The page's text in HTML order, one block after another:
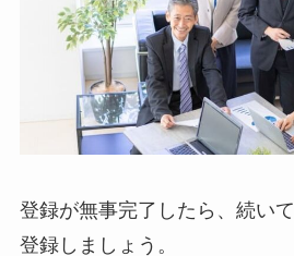
登録が無事完了したら、続い
登録しましょう。